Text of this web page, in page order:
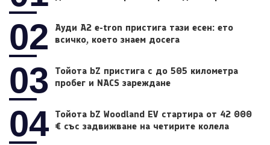
02
Ауди A2 e-tron пристига тази есен: ето
всичко, което знаем досега
03
Тойота bZ пристига с до 505 километра
пробег и NACS зареждане
04 Тойота bZ Woodland EV стартира от 42 000
€ със задвижване на четирите колела